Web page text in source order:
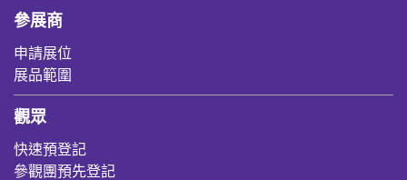
參展商
申請展位
展品範圍
觀眾
快速預登記
參觀團預先登記